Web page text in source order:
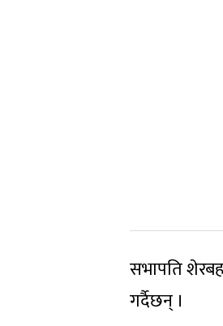
सभापति
गर्दैछन् ।